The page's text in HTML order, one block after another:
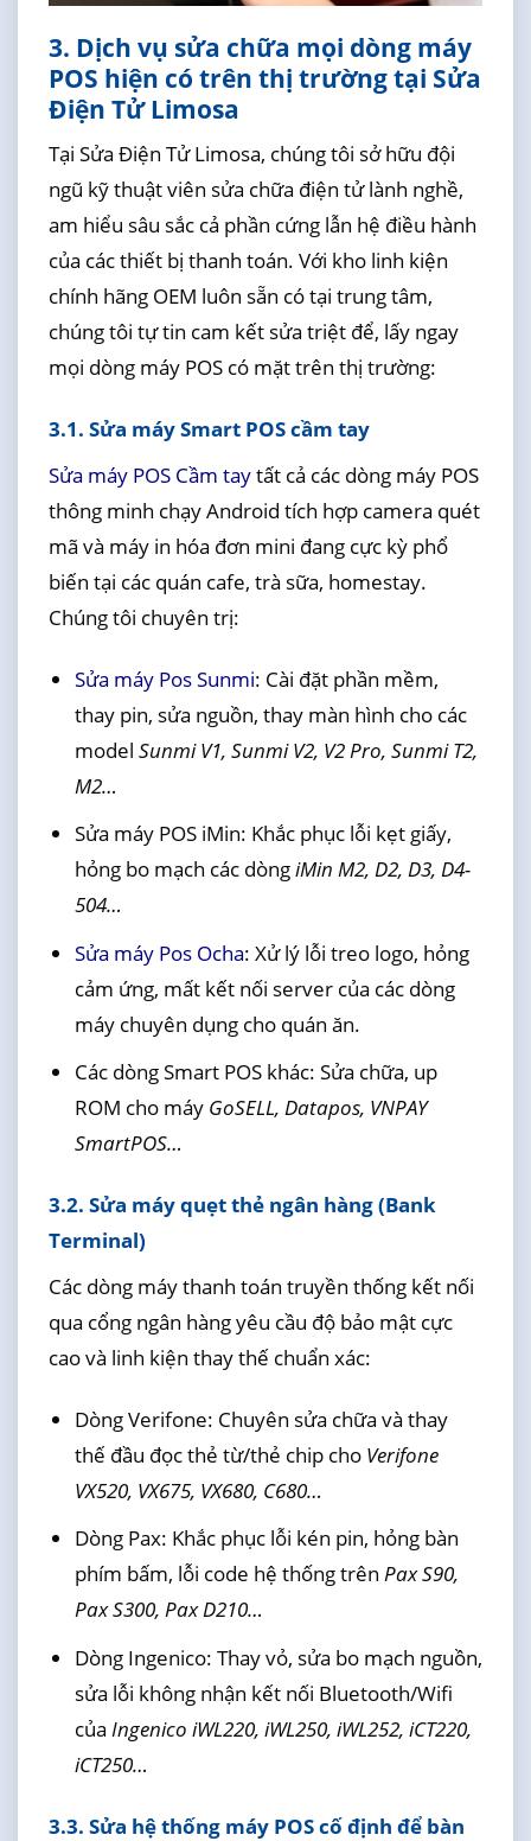
3. Dịch vụ sửa chữa mọi dòng máy
POS hiện có trên thị trường tại Sửa
Điện Tử Limosa
Tại Sửa Điện Tử Limosa, chúng tôi sở hữu đội
ngũ kỹ thuật viên sửa chữa điện tử lành nghề,
am hiểu sâu sắc cả phần cứng lẫn hệ điều hành
của các thiết bị thanh toán. Với kho linh kiện
chính hãng OEM luôn sẵn có tại trung tâm,
chúng tôi tự tin cam kết sửa triệt để, lấy ngay
mọi dòng máy POS có mặt trên thị trường:
3.1. Sửa máy Smart POS cầm tay
Sửa máy POS Cầm taytất cả các dòng máy POS
thông minh chạy Android tích hợp camera quét
mã và máy in hóa đơn mini đang cực kỳ phổ
biến tại các quán cafe, trà sữa, homestay.
Chúng tôi chuyên trị:
Sửa máy Pos Sunmi: Cài đặt phần mềm,
thay pin, sửa nguồn, thay màn hình cho các
model Sunmi V1, Sunmi V2, V2 Pro, Sunmi T2,
M2…
Sửa máy POS iMin: Khắc phục lỗi kẹt giấy,
hỏng bo mạch các dòngiMin M2, D2, D3, D4-
504…
Sửa máy Pos Ocha: Xử lý lỗi treo logo, hỏng
cảm ứng, mất kết nối server của các dòng
máy chuyên dụng cho quán ăn.
Các dòng Smart POS khác: Sửa chữa, up
ROM cho máy GoSELL, Datapos, VNPAY
SmartPOS…
3.2. Sửa máy quẹt thẻ ngân hàng (Bank
Terminal)
Các dòng máy thanh toán truyền thống kết nối
qua cổng ngân hàng yêu cầu độ bảo mật cực
cao và linh kiện thay thế chuẩn xác:
Dòng Verifone: Chuyên sửa chữa và thay
thế đầu đọc thẻ từ/thẻ chip cho Verifone
VX520, VX675, VX680, C680…
Dòng Pax: Khắc phục lỗi kén pin, hỏng bàn
phím bấm, lỗi code hệ thống trên Pax S90,
Pax S300, Pax D210…
Dòng Ingenico: Thay vỏ, sửa bo mạch nguồn,
sửa lỗi không nhận kết nối Bluetooth/Wifi
của Ingenico iWL220, iWL250, iWL252, iCT220,
iCT250…
3.3. Sửa hệ thống máy POS cố định để bàn